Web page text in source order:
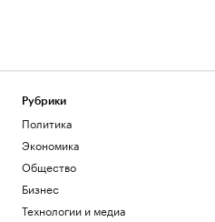
Рубрики
Политика
Экономика
Общество
Бизнес
Технологии и медиа